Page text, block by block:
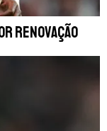
renovação